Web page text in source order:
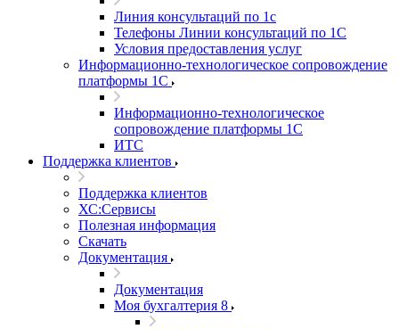
Линия консультаций по 1с
Телефоны Линии консультаций по 1С
Условия предоставления услуг
Информационно-технологическое сопровождение
платформы 1С
Информационно-технологическое
сопровождение платформы 1С
ИТС
Поддержка клиентов
Поддержка клиентов
ХС:Сервисы
Полезная информация
Скачать
Документация
Документация
Моя бухгалтерия 8